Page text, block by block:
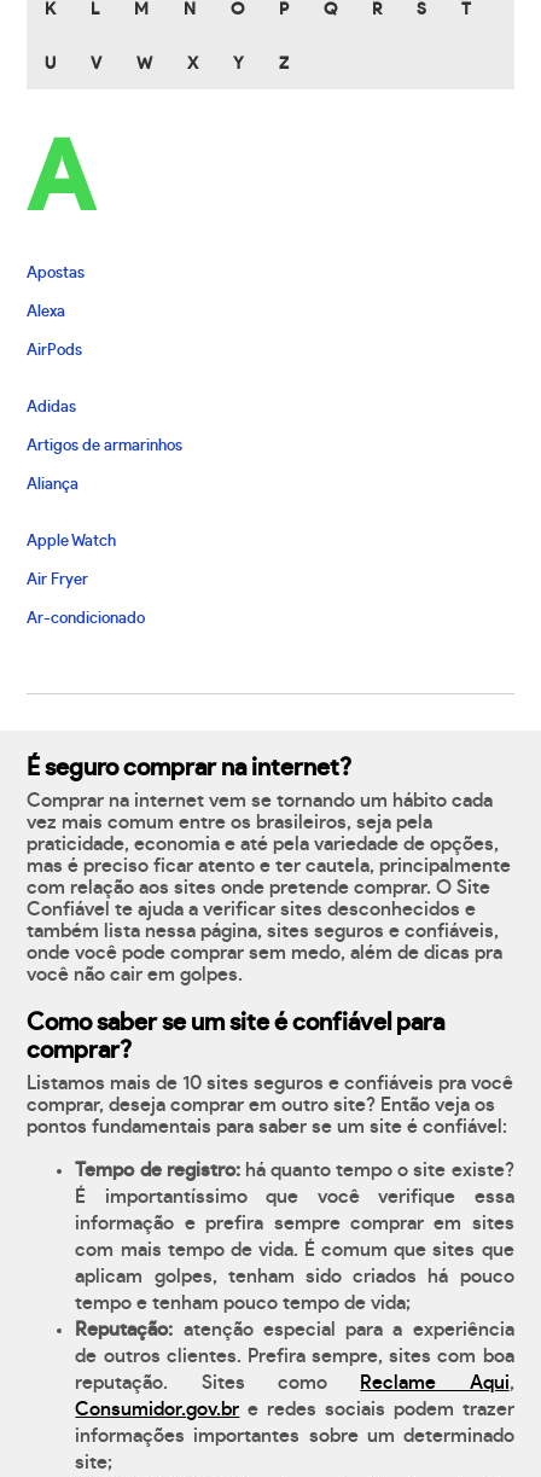
K L M N O P Q R S T
U V W X Y Z
A
Apostas
Alexa
AirPods
Adidas
Artigos de armarinhos
Aliança
Apple Watch
Air Fryer
Ar-condicionado
É seguro comprar na internet?
Comprar na internet vem se tornando um hábito cada
vez mais comum entre os brasileiros, seja pela
praticidade, economia e até pela variedade de opções,
mas é preciso ficar atento e ter cautela, principalmente
com relação aos sites onde pretende comprar. O Site
Confiável te ajuda a verificar sites desconhecidos e
também lista nessa página, sites seguros e confiáveis,
onde você pode comprar sem medo, além de dicas pra
você não cair em golpes.
Como saber se um site é confiável para
comprar?
Listamos mais de 10 sites seguros e confiáveis pra você
comprar, deseja comprar em outro site? Então veja os
pontos fundamentais para saber se um site é confiável:
Tempo de registro:há quanto tempo o site existe?
É importantíssimo que você verifique essa
informação e prefira sempre comprar em sites
com mais tempo de vida. É comum que sites que
aplicam golpes, tenham sido criados há pouco
tempo e tenham pouco tempo de vida;
Reputação: atenção especial para a experiência
de outros clientes. Prefira sempre, sites com boa
reputação. Sites como
Reclame Aqui,
Consumidor.gov.br e redes sociais podem trazer
informações importantes sobre um determinado
site;